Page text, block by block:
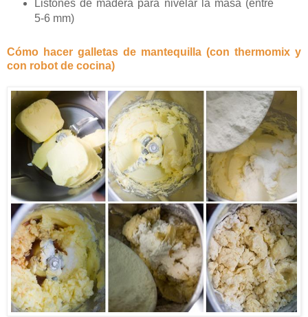
Listones de madera para nivelar la masa (entre
5-6 mm)
Cómo hacer galletas de mantequilla (con thermomix y
con robot de cocina)